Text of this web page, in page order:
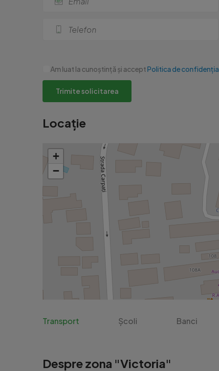
???? O proprietate rară, premium, ultracentrală
Cod ofertă / ID BLITZ: P158627
Am luat la cunoștință și acceptPolitica de
Trimite solicitarea
Locație
+
−
Transport Școli Banci
Despre zona "Victoria"